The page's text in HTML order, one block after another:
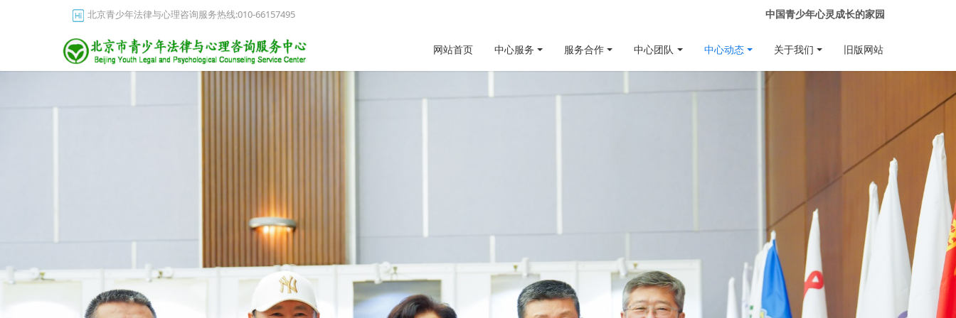
北京青少年法律与心理咨询服务热线:010-66157495 中国青少年心灵成长的家园
网站首页 中心服务 服务合作 中心团队 中心动态 关于我们 旧版网站